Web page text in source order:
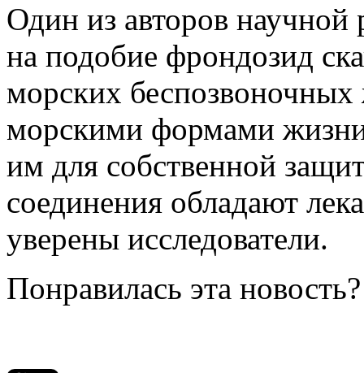
Один из авторов научной
на подобие фрондозид
морских
морскими формами
им для собственной
соединения обладают
уверены исследователи.
Понравилась эта